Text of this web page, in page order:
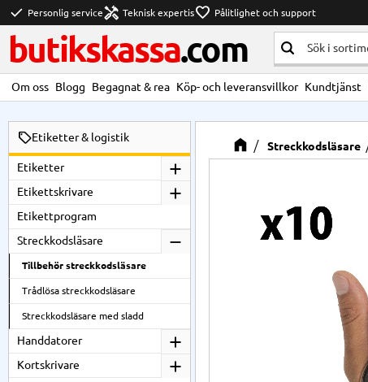
check Personlig servicehandyman Teknisk expertisfavorite Pålitlighet och support
butikskassa.com
Om oss Blogg Begagnat & rea Köp- och leveransvillkor Kundtjänst
Streckkodsläsare
Etiketter & logistik
Etiketter
Etikettskrivare
Etikettprogram
Streckkodsläsare
Tillbehör streckkodsläsare
Trådlösa streckkodsläsare
Streckkodsläsare med sladd
Handdatorer
Kortskrivare